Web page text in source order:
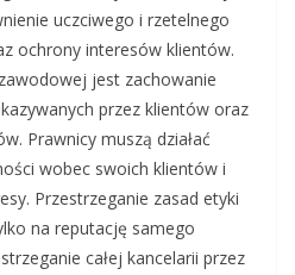
uczciwego i rzetelnego
ochrony interesów klientów.
jest zachowanie
przez klientów oraz
Prawnicy muszą działać
wobec swoich klientów i
Przestrzeganie zasad etyki
na reputację samego
całej kancelarii przez